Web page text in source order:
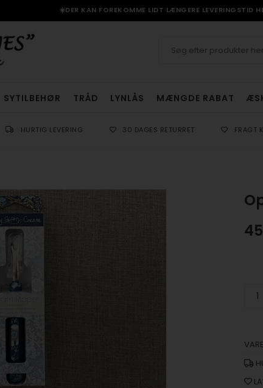
☀️DER KAN FOREKOMME LIDT LÆNGERE LEVERINGSTID
SYTILBEHØR TRÅD LYNLÅS MÆNGDE RABAT
HURTIG LEVERING 30 DAGES RETURRET FRAGT